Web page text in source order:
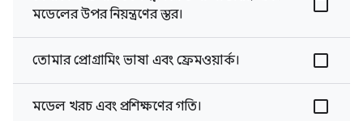
মডেলের উপর নিয়ন্ত্রণের স্তর।
তোমার প্রোগ্রামিং ভাষা এবং ফ্রেমওয়ার্ক।
মডেল খরচ এবং প্রশিক্ষণের গতি।